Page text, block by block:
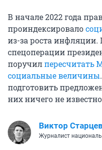
В начале 2022 года
проиндексировало
из-за роста инфляции.
спецоперации
поручилпересчитать
социальные величины
подготовить
них ничего не
Виктор Старцев
Журналист